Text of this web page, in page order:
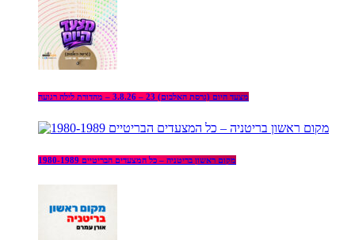
מצעד היום (גרסת האלבום) 23 – 3.8.26 – מהדורת לילה רגועה
מקום ראשון בריטניה – כל המצעדים הבריטיים 1980-1989